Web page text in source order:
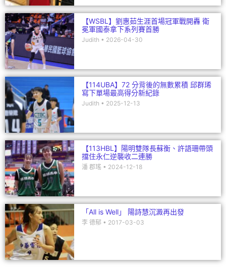
【WSBL】劉惠茹生涯首場冠軍戰開轟 衛
冕軍國泰拿下系列賽首勝
Judith 2026-04-30
【114UBA】72 分背後的無數累積 邱群琋
寫下單場最高得分新紀錄
Judith 2025-12-13
【113HBL】陽明雙隊長蘇衡、許語珊帶頭
擋住永仁逆襲收二連勝
潘 郡瑤 2024-12-18
「All is Well」 陽詩慧沉澱再出發
李 德郁 2017-03-03